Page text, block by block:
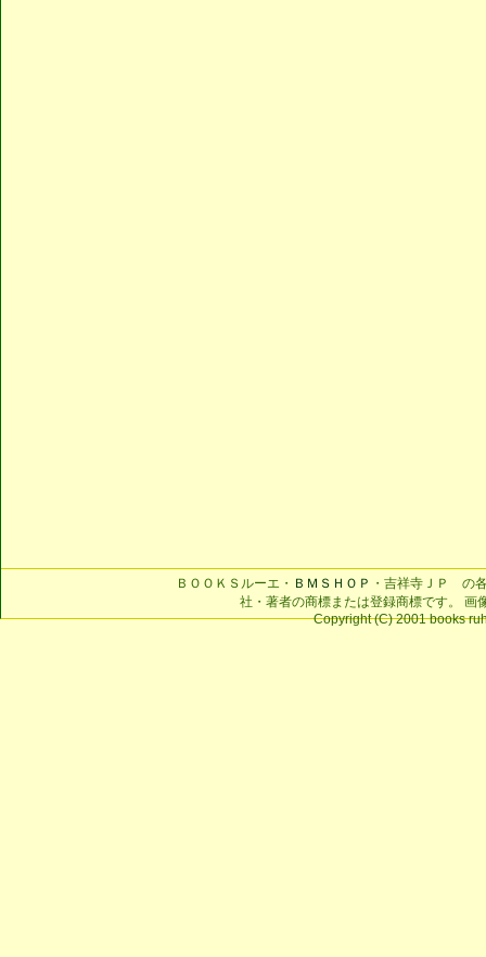
ＢＯＯＫＳルーエ・ ＢＭＳＨＯＰ ・吉祥寺ＪＰ の
社・著者の商標または登録商標です。 画
Copyright (C) 2001 books